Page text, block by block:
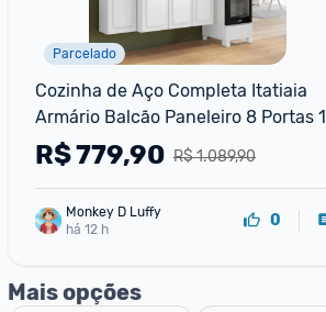
Parcelado
Cozinha de Aço Completa Itatiaia
Armário Balcão Paneleiro 8 Portas 1
Gaveta 3 Prateleiras Branco
R$ 1.089,90
R$779,90
Monkey D Luffy
há 12 h
0
Mais opções